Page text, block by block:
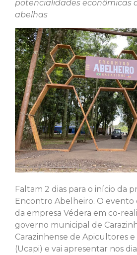
potencialidades econômicas
abelhas
Faltam 2 dias para o início da
Encontro Abelheiro. O evento
da empresa Védera em co-
governo municipal de
Carazinhense de Apicultores
(Ucapi) e vai apresentar nos